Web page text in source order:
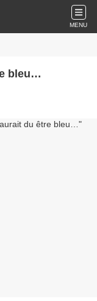
MENU
bleu…